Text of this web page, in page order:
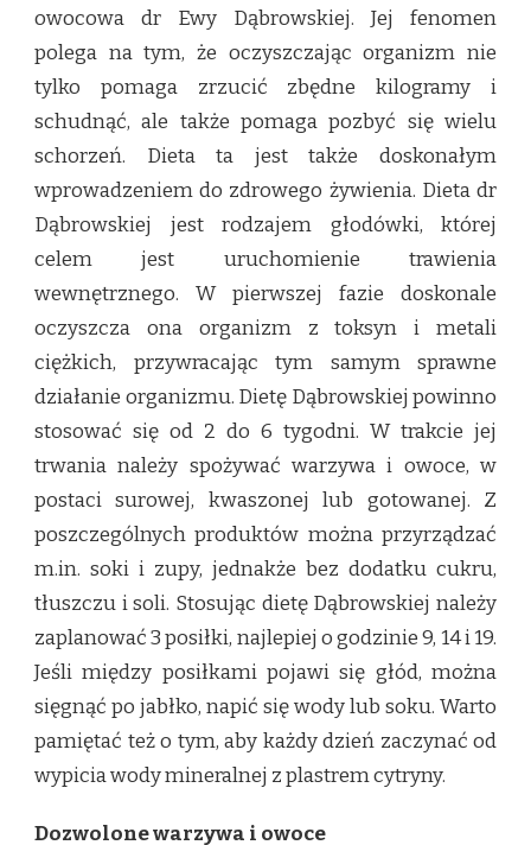
owocowa dr Ewy Dąbrowskiej. Jej fenomen
polega na tym, że oczyszczając organizm nie
tylko pomaga zrzucić zbędne kilogramy i
schudnąć, ale także pomaga pozbyć się wielu
schorzeń. Dieta ta jest także doskonałym
wprowadzeniem do zdrowego żywienia. Dieta dr
Dąbrowskiej jest rodzajem głodówki, której
celem jest uruchomienie trawienia
wewnętrznego. W pierwszej fazie doskonale
oczyszcza ona organizm z toksyn i metali
ciężkich, przywracając tym samym sprawne
działanie organizmu. Dietę Dąbrowskiej powinno
stosować się od 2 do 6 tygodni. W trakcie jej
trwania należy spożywać warzywa i owoce, w
postaci surowej, kwaszonej lub gotowanej. Z
poszczególnych produktów można przyrządzać
m.in. soki i zupy, jednakże bez dodatku cukru,
tłuszczu i soli. Stosując dietę Dąbrowskiej należy
zaplanować 3 posiłki, najlepiej o godzinie 9, 14 i 19.
Jeśli między posiłkami pojawi się głód, można
sięgnąć po jabłko, napić się wody lub soku. Warto
pamiętać też o tym, aby każdy dzień zaczynać od
wypicia wody mineralnej z plastrem cytryny.
Dozwolone warzywa i owoce